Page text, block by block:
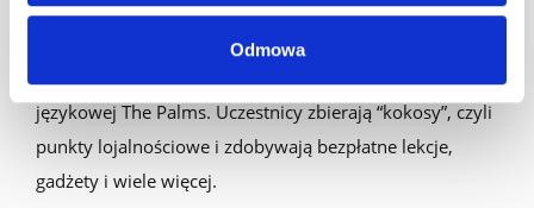
Odmowa
językowej The Palms. Uczestnicy zbierają “kokosy”, czyli
punkty lojalnościowe i zdobywają bezpłatne lekcje,
gadżety i wiele więcej.